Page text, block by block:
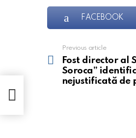
FACEBOOK
more
Previous article
Fost director al
Soroca”
nejustificată de